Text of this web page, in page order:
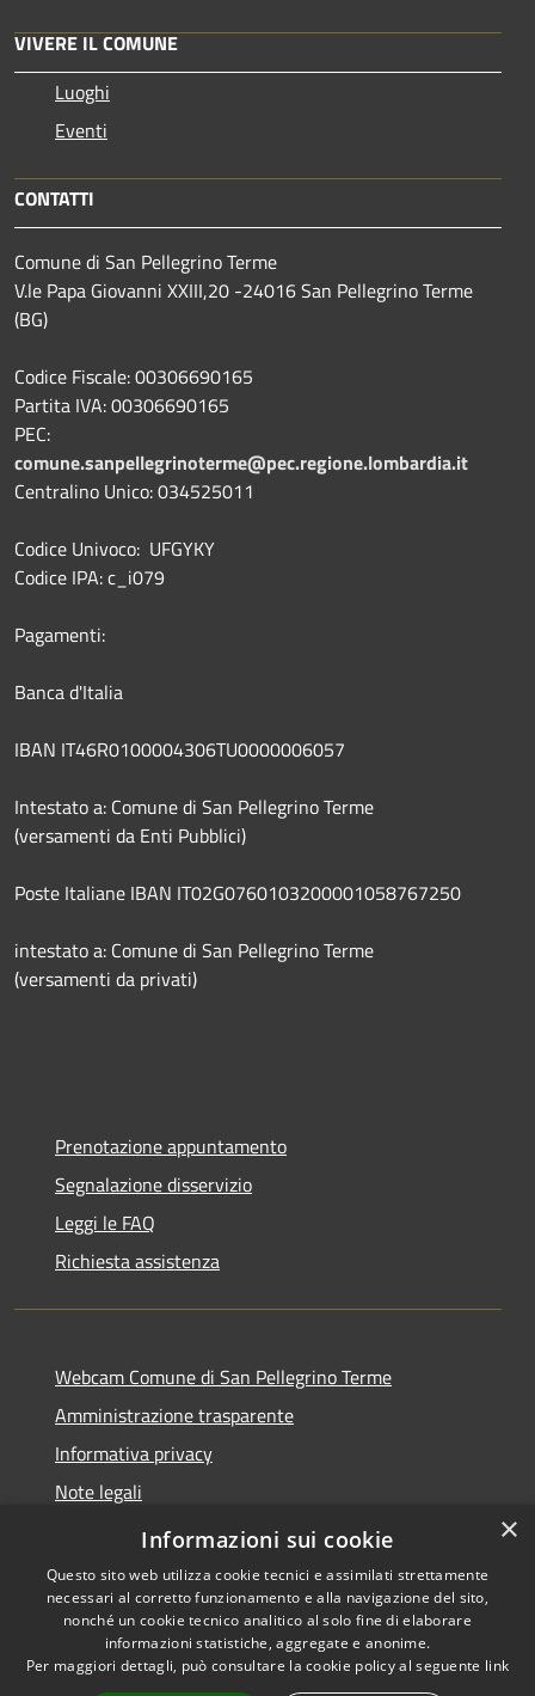
VIVERE IL COMUNE
Luoghi
Eventi
CONTATTI
Comune di San Pellegrino Terme
V.le Papa Giovanni XXIII,20 -24016 San Pellegrino Terme
(BG)
Codice Fiscale: 00306690165
Partita IVA: 00306690165
PEC:
comune.sanpellegrinoterme@pec.regione.lombardia.it
Centralino Unico: 034525011
Codice Univoco: UFGYKY
Codice IPA: c_i079
Pagamenti:
Banca d'Italia
IBAN IT46R0100004306TU0000006057
Intestato a: Comune di San Pellegrino Terme
(versamenti da Enti Pubblici)
Poste Italiane IBAN IT02G0760103200001058767250
intestato a: Comune di San Pellegrino Terme
(versamenti da privati)
Prenotazione appuntamento
Segnalazione disservizio
Leggi le FAQ
Richiesta assistenza
Webcam Comune di San Pellegrino Terme
Amministrazione trasparente
Informativa privacy
Note legali
Dichiarazione di accessibilità
Accessibilità
Copyright © 2026 • Comune di
San Pellegrino Terme •
×
Informazioni sui cookie
Questo sito web utilizza cookie tecnici e assimilati strettamente
necessari al corretto funzionamento e alla navigazione del sito,
nonché un cookie tecnico analitico al solo fine di elaborare
informazioni statistiche, aggregate e anonime.
Per maggiori dettagli, può consultare la cookie policy al seguente link